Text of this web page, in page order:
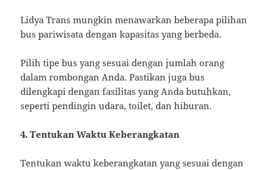
Lidya Trans mungkin menawarkan beberapa pilihan
bus pariwisata dengan kapasitas yang berbeda.
Pilih tipe bus yang sesuai dengan jumlah orang
dalam rombongan Anda. Pastikan juga bus
dilengkapi dengan fasilitas yang Anda butuhkan,
seperti pendingin udara, toilet, dan hiburan.
4. Tentukan Waktu Keberangkatan
Tentukan waktu keberangkatan yang sesuai dengan